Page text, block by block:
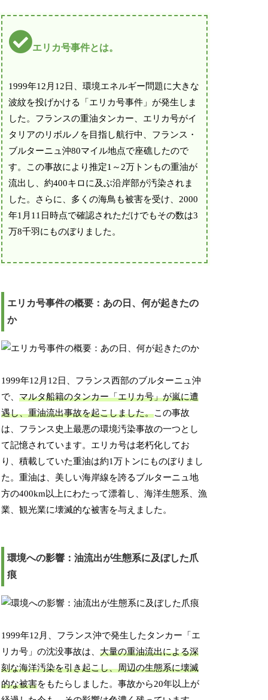
エリカ号事件とは。
1999年12月12日、環境エネルギー問題に大きな
波紋を投げかける「エリカ号事件」が発生しま
した。フランスの重油タンカー、エリカ号がイ
タリアのリボルノを目指し航行中、フランス・
ブルターニュ沖80マイル地点で座礁したので
す。この事故により推定1～2万トンもの重油が
流出し、約400キロに及ぶ沿岸部が汚染されま
した。さらに、多くの海鳥も被害を受け、2000
年1月11日時点で確認されただけでもその数は3
万8千羽にものぼりました。
エリカ号事件の概要：あの日、何が起きたの
か
1999年12月12日、フランス西部のブルターニュ沖
で、マルタ船籍のタンカー「エリカ号」が嵐に遭
遇し、重油流出事故を起こしました。この事故
は、フランス史上最悪の環境汚染事故の一つとし
て記憶されています。エリカ号は老朽化してお
り、積載していた重油は約1万トンにものぼりまし
た。重油は、美しい海岸線を誇るブルターニュ地
方の400km以上にわたって漂着し、海洋生態系、漁
業、観光業に壊滅的な被害を与えました。
環境への影響：油流出が生態系に及ぼした爪
痕
1999年12月、フランス沖で発生したタンカー「エ
リカ号」の沈没事故は、大量の重油流出による深
刻な海洋汚染を引き起こし、周辺の生態系に壊滅
的な被害をもたらしました。事故から20年以上が